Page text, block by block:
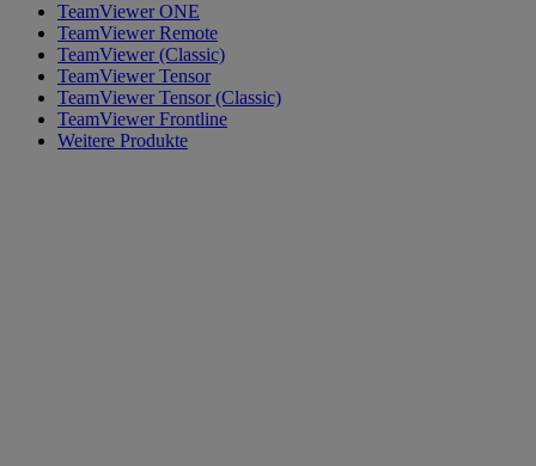
TeamViewer ONE
TeamViewer Remote
TeamViewer (Classic)
TeamViewer Tensor
TeamViewer Tensor (Classic)
TeamViewer Frontline
Weitere Produkte